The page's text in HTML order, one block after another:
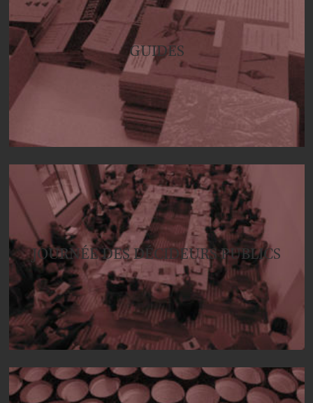
GUIDES
JOURNÉE DES DÉCIDEURS PUBLICS